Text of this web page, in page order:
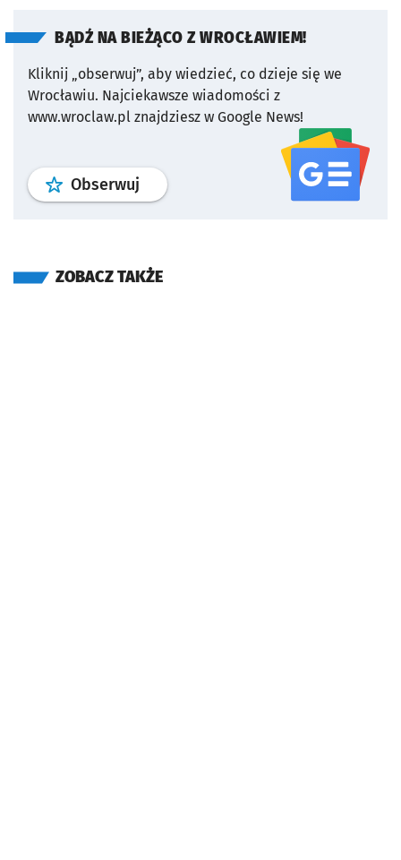
BĄDŹ NA BIEŻĄCO Z WROCŁAWIEM!
Kliknij „obserwuj”, aby wiedzieć, co dzieje się we
Wrocławiu. Najciekawsze wiadomości z
www.wroclaw.pl znajdziesz w Google News!
Obserwuj profil serwisu
ZOBACZ TAKŻE